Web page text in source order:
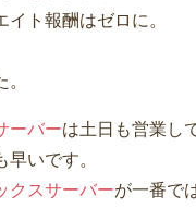
ト報酬はゼロに。
ーバーは土日も営業し
いです。
クスサーバーが一番で